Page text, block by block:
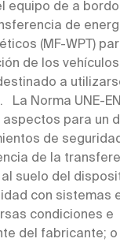
equipo de a
de
(MF-WPT)
de los
a
La Norma UNE-
para un
de
de la
suelo del
con sistemas
condiciones e
del fabricante; o